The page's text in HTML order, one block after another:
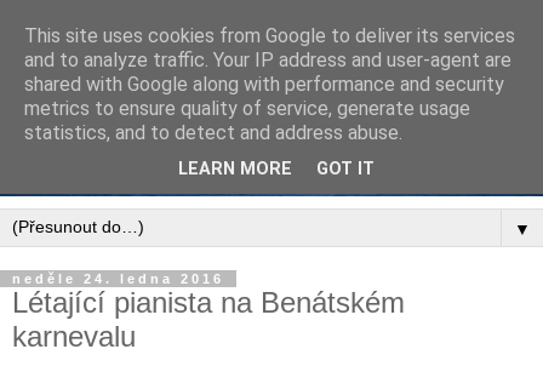
▼
neděle 24. ledna 2016
Létající pianista na Benátském
karnevalu
This site uses cookies from Google to deliver its services
and to analyze traffic. Your IP address and user-agent are
shared with Google along with performance and security
metrics to ensure quality of service, generate usage
statistics, and to detect and address abuse.
LEARN MORE GOT IT